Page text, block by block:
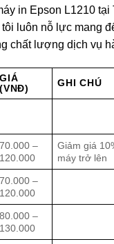
in Epson L1210 tại
luôn nỗ lực mang
chất lượng dịch vụ
GIÁ
(VNĐ)
GHI CHÚ
70.000 –
120.000
Giảm giá
máy trở lên
70.000 –
120.000
80.000 –
130.000